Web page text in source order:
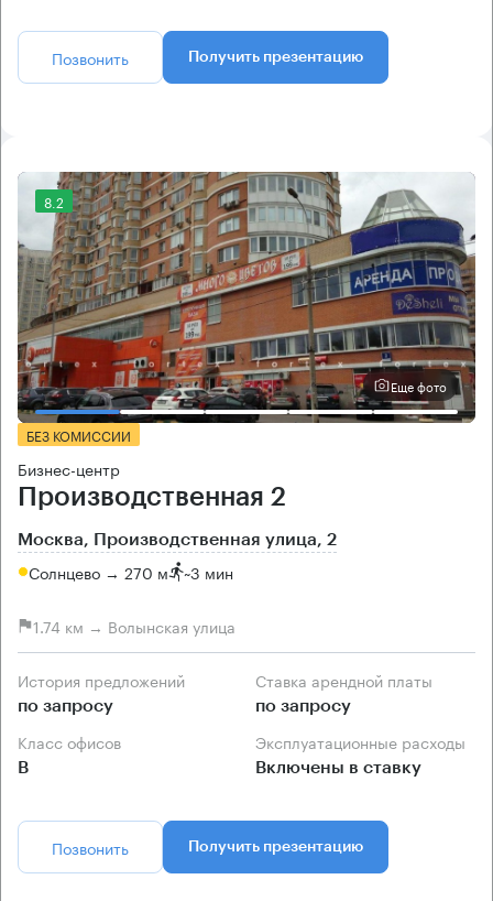
Позвонить Получить презентацию
8.2
Еще фото
БЕЗ КОМИССИИ
Бизнес-центр
Производственная 2
Москва, Производственная улица, 2
Солнцево → 270 м ~3 мин
1.74 км → Волынская улица
История предложений
по запросу
Ставка арендной платы
по запросу
Класс офисов
B
Эксплуатационные расходы
Включены в ставку
Позвонить Получить презентацию